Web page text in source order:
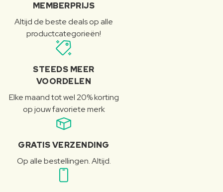
MEMBERPRIJS
Altijd de beste deals op alle
productcategorieën!
STEEDS MEER
VOORDELEN
Elke maand tot wel 20% korting
op jouw favoriete merk
GRATIS VERZENDING
Op alle bestellingen. Altijd.